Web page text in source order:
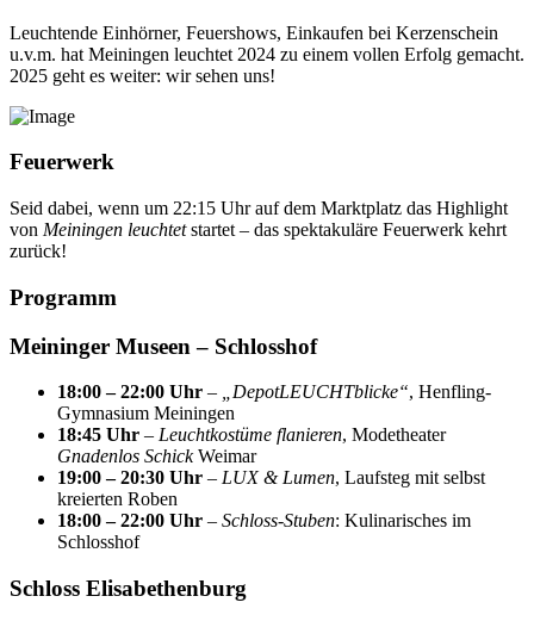
Leuchtende Einhörner, Feuershows, Einkaufen bei Kerzenschein
u.v.m. hat Meiningen leuchtet 2024 zu einem vollen Erfolg gemacht.
2025 geht es weiter: wir sehen uns!
Feuerwerk
Seid dabei, wenn um 22:15 Uhr auf dem Marktplatz das Highlight
von Meiningen leuchtetstartet – das spektakuläre Feuerwerk kehrt
zurück!
Programm
Meininger Museen – Schlosshof
18:00 – 22:00 Uhr – „DepotLEUCHTblicke“, Henfling-
Gymnasium Meiningen
18:45 Uhr – Leuchtkostüme flanieren, Modetheater
Gnadenlos SchickWeimar
19:00 – 20:30 Uhr – LUX & Lumen, Laufsteg mit selbst
kreierten Roben
18:00 – 22:00 Uhr – Schloss-Stuben: Kulinarisches im
Schlosshof
Schloss Elisabethenburg